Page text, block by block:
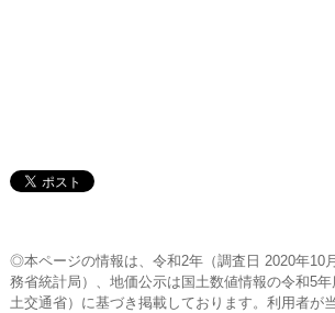
◎本ページの情報は、令和2年（調査日 2020年10
務省統計局）、地価公示は国土数値情報の令和5
土交通省）に基づき掲載しております。利用者が